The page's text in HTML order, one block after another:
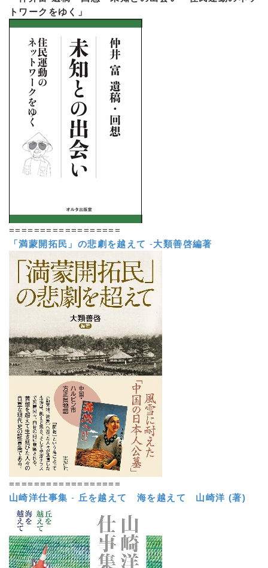
トワークをゆく」
==================
「満蒙開拓民」の悲劇を越えて -大類善啓編著
==================
山崎洋仕事集 - 丘を越えて 海を越えて 山崎洋 (著)